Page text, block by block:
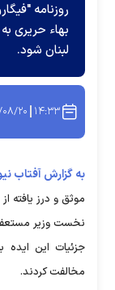
روزنامه
بهاء حریری
لبنان شود.
۱۴:۳۳
به گزارش آفتاب
موثق و درز یافته
نخست وزیر
جزئیات این ایده
مخالفت کردند.